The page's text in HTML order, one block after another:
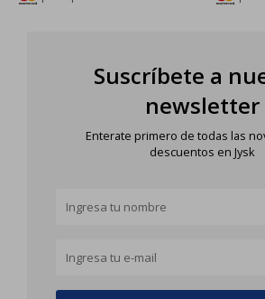
Suscríbete a
newsletter
Enterate primero de todas las
descuentos en Jysk